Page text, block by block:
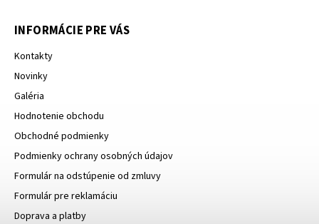
INFORMÁCIE PRE VÁS
Kontakty
Novinky
Galéria
Hodnotenie obchodu
Obchodné podmienky
Podmienky ochrany osobných údajov
Formulár na odstúpenie od zmluvy
Formulár pre reklamáciu
Doprava a platby